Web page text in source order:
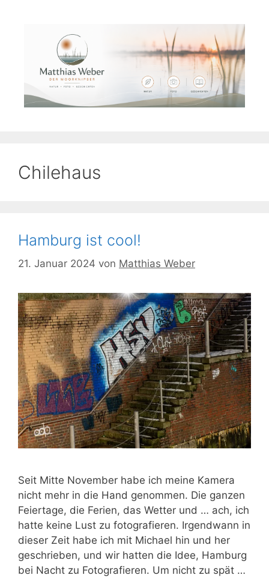
Chilehaus
Hamburg ist cool!
21. Januar 2024 von Matthias Weber
Seit Mitte November habe ich meine Kamera
nicht mehr in die Hand genommen. Die ganzen
Feiertage, die Ferien, das Wetter und … ach, ich
hatte keine Lust zu fotografieren. Irgendwann in
dieser Zeit habe ich mit Michael hin und her
geschrieben, und wir hatten die Idee, Hamburg
bei Nacht zu Fotografieren. Um nicht zu spät …